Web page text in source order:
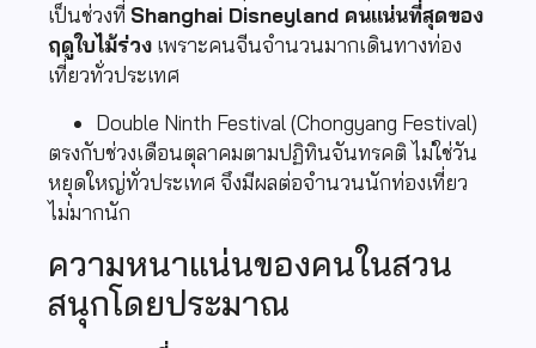
เป็นช่วงที่ Shanghai Disneyland คนแน่นที่สุดของ
ฤดูใบไม้ร่วง เพราะคนจีนจำนวนมากเดินทางท่อง
เที่ยวทั่วประเทศ
Double Ninth Festival (Chongyang Festival)
ตรงกับช่วงเดือนตุลาคมตามปฏิทินจันทรคติ ไม่ใช่วัน
หยุดใหญ่ทั่วประเทศ จึงมีผลต่อจำนวนนักท่องเที่ยว
ไม่มากนัก
ความหนาแน่นของคนในสวน
สนุกโดยประมาณ